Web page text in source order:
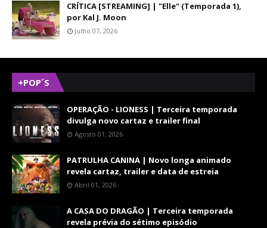
CRÍTICA [STREAMING] | "Elle" (Temporada 1),
por Kal J. Moon
Julho 07, 2026
+POP´S
OPERAÇÃO - LIONESS | Terceira temporada
divulga novo cartaz e trailer final
Agosto 01, 2026
PATRULHA CANINA | Novo longa animado
revela cartaz, trailer e data de estreia
Abril 01, 2026
A CASA DO DRAGÃO | Terceira temporada
revela prévia do sétimo episódio